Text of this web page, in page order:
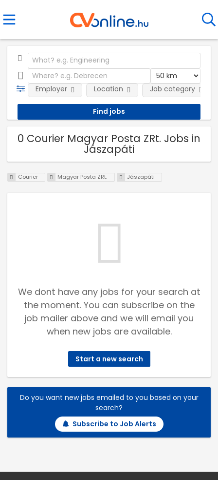
Employer Location Job category
0 Courier Magyar Posta ZRt. Jobs in
Jászapáti
Courier Magyar Posta ZRt. Jászapáti
We dont have any jobs for your search at
the moment. You can subscribe on the
job mailer above and we will email you
when new jobs are available.
Start a new search
Do you want new jobs emailed to you based on your
search?
Subscribe to Job Alerts